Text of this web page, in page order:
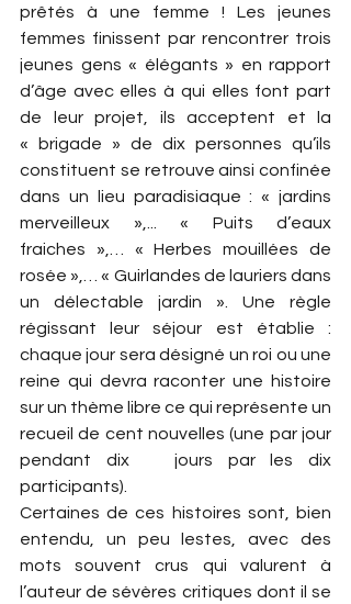
prêtés à une femme ! Les jeunes
femmes finissent par rencontrer trois
jeunes gens « élégants » en rapport
d’âge avec elles à qui elles font part
de leur projet, ils acceptent et la
« brigade » de dix personnes qu’ils
constituent se retrouve ainsi confinée
dans un lieu paradisiaque : « jardins
merveilleux »,... « Puits d’eaux
fraiches »,… « Herbes mouillées de
rosée »,… « Guirlandes de lauriers dans
un délectable jardin ». Une règle
régissant leur séjour est établie :
chaque jour sera désigné un roi ou une
reine qui devra raconter une histoire
sur un thème libre ce qui représente un
recueil de cent nouvelles (une par jour
pendant dix   jours par les dix
participants).
Certaines de ces histoires sont, bien
entendu, un peu lestes, avec des
mots souvent crus qui valurent à
l’auteur de sévères critiques dont il se